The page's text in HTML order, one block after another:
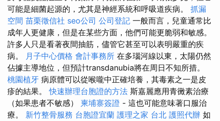
可能是細菌起源的，尤其是神經系統和呼吸道疾病。 抓漏
空間 苗栗徵信社 seo公司 公司登記 一般而言，兒童通常比
成年人更健康，但是在某些方面，他們可能更脆弱和敏感。
許多人只是看著夜間抽筋，儘管它甚至可以表明嚴重的疾
病。 月子中心價格 會計事務所 在多瑙河線以東，太陽仍然
佔據主導地位，但預計transdanubia將在周日不知所措。
桃園植牙 病原體可以從喉嚨中正確培養，其毒素之一是皮
疹的結果。快速辦理台胞證的方法 斯嘉麗應用青黴素治療
（如果患者不敏感） 柬埔寨簽證 - 這也可能意味著口服治
療。 新竹整骨服務 台胞證宜蘭 護理之家 台北 護照代辦 如